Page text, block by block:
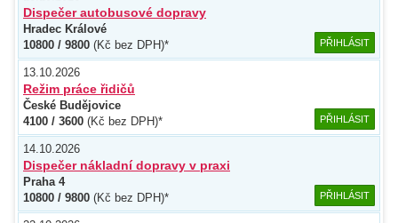
Dispečer autobusové dopravy
Hradec Králové
10800 / 9800 (Kč bez DPH)* PŘIHLÁSIT
13.10.2026
Režim práce řidičů
České Budějovice
4100 / 3600 (Kč bez DPH)* PŘIHLÁSIT
14.10.2026
Dispečer nákladní dopravy v praxi
Praha 4
10800 / 9800 (Kč bez DPH)* PŘIHLÁSIT